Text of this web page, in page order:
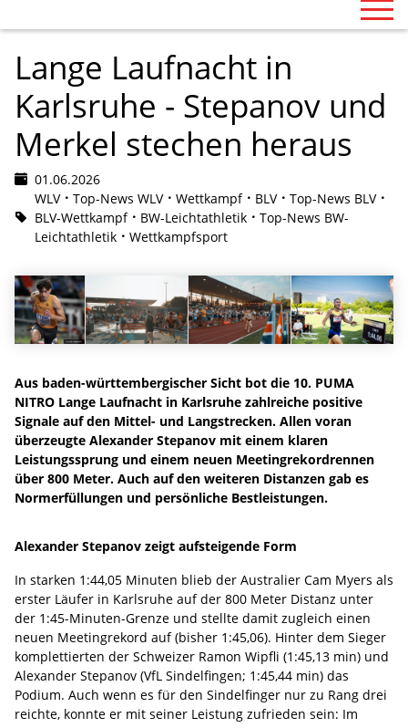
Lange Laufnacht in
Karlsruhe - Stepanov und
Merkel stechen heraus
01.06.2026
WLV
Top-News WLV Wettkampf BLV
Top-News BLV
BLV-Wettkampf
BW-Leichtathletik
Top-News BW-
Leichtathletik
Wettkampfsport
Aus baden-württembergischer Sicht bot die 10. PUMA
NITRO Lange Laufnacht in Karlsruhe zahlreiche positive
Signale auf den Mittel- und Langstrecken. Allen voran
überzeugte Alexander Stepanov mit einem klaren
Leistungssprung und einem neuen Meetingrekordrennen
über 800 Meter. Auch auf den weiteren Distanzen gab es
Normerfüllungen und persönliche Bestleistungen.
Alexander Stepanov zeigt aufsteigende Form
In starken 1:44,05 Minuten blieb der Australier Cam Myers als
erster Läufer in Karlsruhe auf der 800 Meter Distanz unter
der 1:45-Minuten-Grenze und stellte damit zugleich einen
neuen Meetingrekord auf (bisher 1:45,06). Hinter dem Sieger
komplettierten der Schweizer Ramon Wipfli (1:45,13 min) und
Alexander Stepanov (VfL Sindelfingen; 1:45,44 min) das
Podium. Auch wenn es für den Sindelfinger nur zu Rang drei
reichte, konnte er mit seiner Leistung zufrieden sein: Im